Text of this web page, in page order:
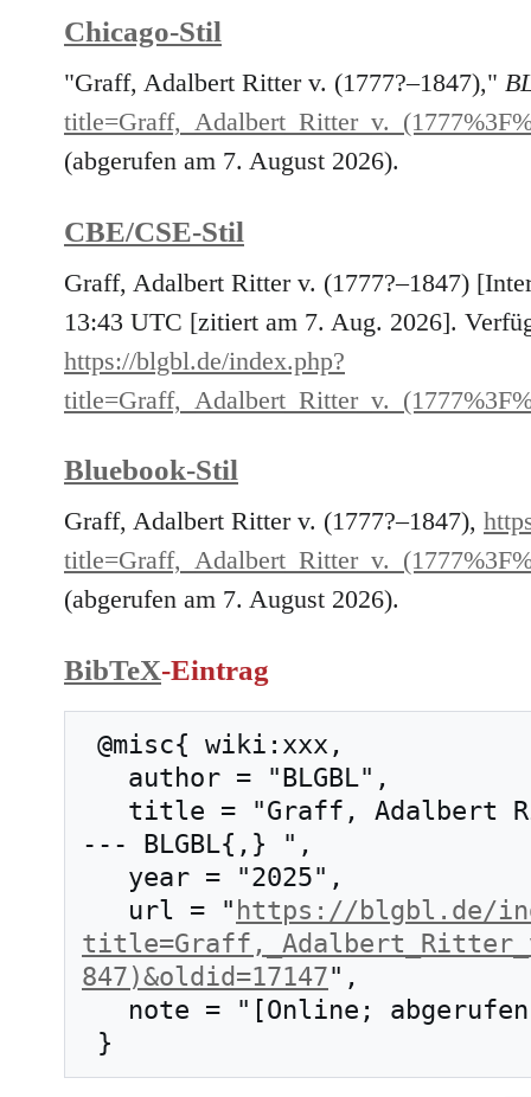
Chicago-Stil
"Graff, Adalbert Ritter v. (1777?–1847),"
(abgerufen am 7. August 2026).
CBE/CSE-Stil
Graff, Adalbert Ritter v. (1777?–1847)
13:43 UTC [zitiert am 7. Aug. 2026].
https://blgbl.de/index.php?
Bluebook-Stil
Graff, Adalbert Ritter v. (1777?–1847),
(abgerufen am 7. August 2026).
BibTeX-Eintrag
--- BLGBL{,} ",
   url = "
https://blgbl.de/
847)&oldid=17147",